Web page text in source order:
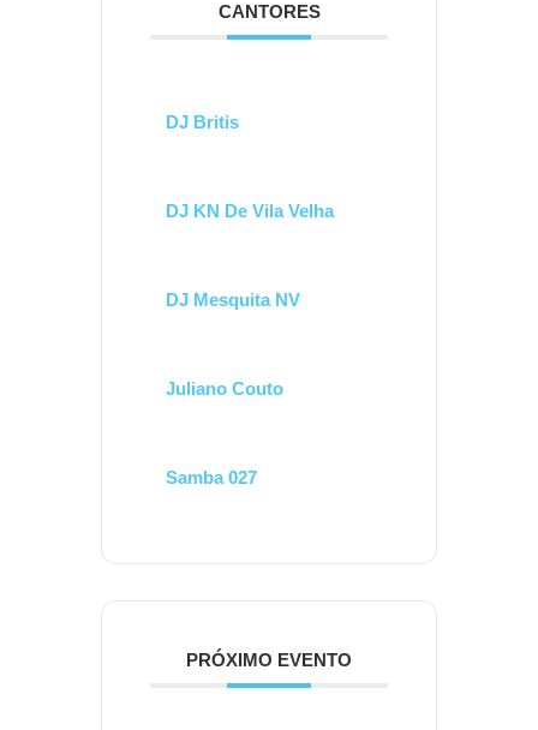
CANTORES
DJ Britis
DJ KN De Vila Velha
DJ Mesquita NV
Juliano Couto
Samba 027
PRÓXIMO EVENTO